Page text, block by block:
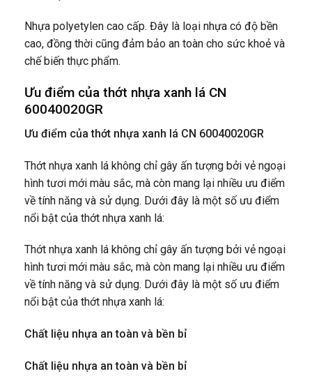
Nhựa polyetylen cao cấp. Đây là loại nhựa có độ bền
cao, đồng thời cũng đảm bảo an toàn cho sức khoẻ và
chế biến thực phẩm.
Ưu điểm của thớt nhựa xanh lá CN
60040020GR
Ưu điểm của thớt nhựa xanh lá CN 60040020GR
Thớt nhựa xanh lá không chỉ gây ấn tượng bởi vẻ ngoại
hình tươi mới màu sắc, mà còn mang lại nhiều ưu điểm
về tính năng và sử dụng. Dưới đây là một số ưu điểm
nổi bật của thớt nhựa xanh lá:
Thớt nhựa xanh lá không chỉ gây ấn tượng bởi vẻ ngoại
hình tươi mới màu sắc, mà còn mang lại nhiều ưu điểm
về tính năng và sử dụng. Dưới đây là một số ưu điểm
nổi bật của thớt nhựa xanh lá:
Chất liệu nhựa an toàn và bền bỉ
Chất liệu nhựa an toàn và bền bỉ